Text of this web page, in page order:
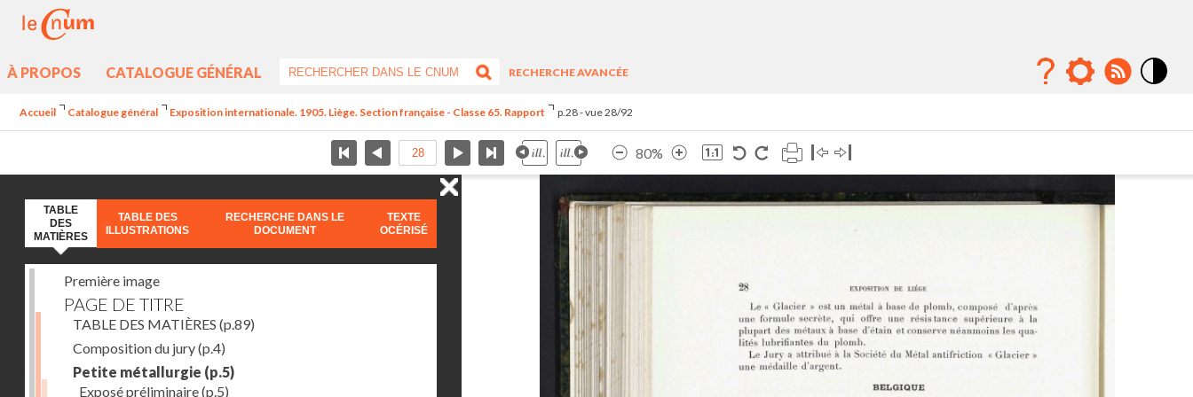
À PROPOS CATALOGUE GÉNÉRAL
RECHERCHE AVANCÉE
Accueil Catalogue général Exposition internationale. 1905. Liège. Section française - Classe 65. Rapport p.28 - vue 28/92
80%
TABLE
DES
MATIÈRES
TABLE DES
ILLUSTRATIONS
RECHERCHE DANS LE
DOCUMENT
TEXTE
OCÉRISÉ
Première image
PAGE DE TITRE
TABLE DES MATIÈRES (p.89)
Composition du jury(p.4)
Petite métallurgie (p.5)
Exposé préliminaire(p.5)